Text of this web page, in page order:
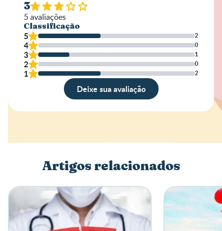
3
5avaliações
Classificação
5 2
4 0
3 1
2 0
1 2
Deixe sua avaliação
Escreva a sua opinião
Artigos relacionados